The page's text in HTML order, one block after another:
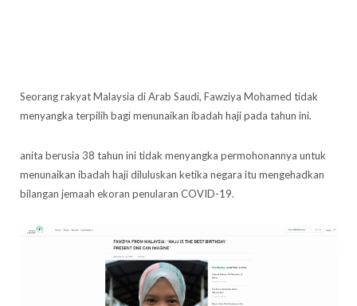
Seorang rakyat Malaysia di Arab Saudi, Fawziya Mohamed tidak
menyangka terpilih bagi menunaikan ibadah haji pada tahun ini.
anita berusia 38 tahun ini tidak menyangka permohonannya untuk
menunaikan ibadah haji diluluskan ketika negara itu mengehadkan
bilangan jemaah ekoran penularan COVID-19.